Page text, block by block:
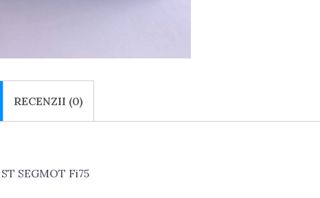
RECENZII (0)
SEGMOT Fi75